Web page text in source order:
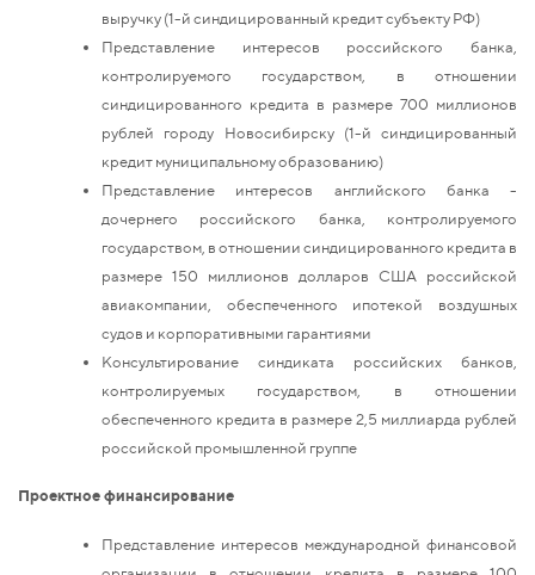
выручку (1-й синдицированный кредит субъекту РФ)
Представление интересов российского банка,
контролируемого государством, в отношении
синдицированного кредита в размере 700 миллионов
рублей городу Новосибирску (1-й синдицированный
кредит муниципальному образованию)
Представление интересов английского банка -
дочернего российского банка, контролируемого
государством, в отношении синдицированного кредита в
размере 150 миллионов долларов США российской
авиакомпании, обеспеченного ипотекой воздушных
судов и корпоративными гарантиями
Консультирование синдиката российских банков,
контролируемых государством, в отношении
обеспеченного кредита в размере 2,5 миллиарда рублей
российской промышленной группе
Проектное финансирование
Представление интересов международной финансовой